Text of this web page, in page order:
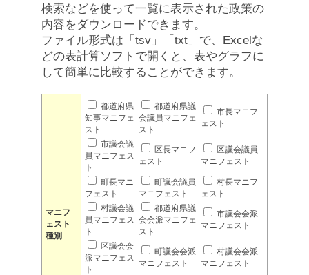
検索などを使って一覧に表示された政策の
内容をダウンロードできます。
ファイル形式は「tsv」「txt」で、Excelな
どの表計算ソフトで開くと、表やグラフに
して簡単に比較することができます。
マニフ
ェスト
種別
都道府県
知事マニフェ
スト
都道府県議
会議員マニフェ
スト
市長マニフ
ェスト
市議会議
員マニフェス
ト
区長マニフ
ェスト
区議会議員
マニフェスト
町長マニ
フェスト
町議会議員
マニフェスト
村長マニフ
ェスト
村議会議
員マニフェス
ト
都道府県議
会会派マニフェ
スト
市議会会派
マニフェスト
区議会会
派マニフェス
ト
町議会会派
マニフェスト
村議会会派
マニフェスト